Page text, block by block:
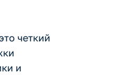
четкий
и